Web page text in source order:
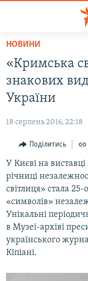
Перейти
основного
матеріалу
Перейти
до
основної
навігації
Перейти
пошуку
ВОДА.КРИМ
ВІДЕО ТА ФОТО
БЛОГИ
ПОГЛЯД
ІНТЕРВ'Ю
ВСЕ ЗА ДЕНЬ
СПЕЦПРОЕКТИ
ДЕПОРТАЦІЯ
ВІДЕОУРОКИ «ELIFBE»
СВІДЧЕННЯ ОКУПАЦІЇ
УКРАЇНСЬКА
ЯК ОБІЙТИ
Русский
НОВИНИ
«Кримська
знакових
України
18 серпень 2016, 22:18
Поділитись
У Києві на
річниці
світлиця» стала
«символів»
Унікальні
в Музеї-архіві
українського
Кіпіані.